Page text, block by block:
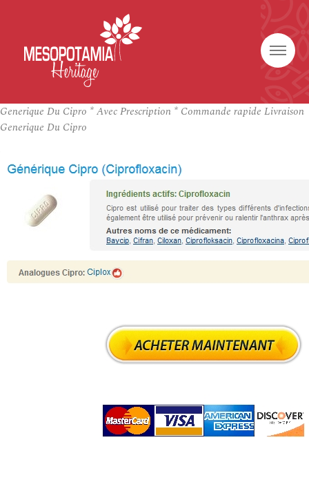
Generique Du Cipro * Avec Prescription * Commande rapide Livraison
Generique Du Cipro